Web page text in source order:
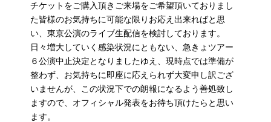
チケットをご購入頂きご来場をご希望頂いておりまし
た皆様のお気持ちに可能な限りお応え出来ればと思
い、東京公演のライブ生配信を検討しております。
日々増大していく感染状況にともない、急きょツアー
６公演中止決定となりましたゆえ、現時点では準備が
整わず、お気持ちに即座に応えられず大変申し訳ござ
いませんが、この状況下での朗報になるよう善処致し
ますので、オフィシャル発表をお待ち頂けたらと思い
ます。